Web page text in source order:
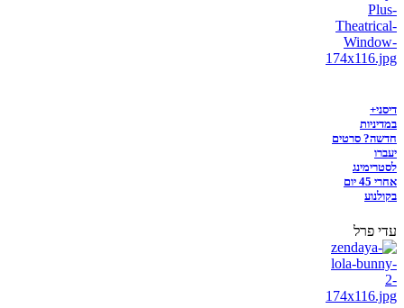
דיסני+
במדיניות
חדשה? סרטים
יעברו
לסטרימינג
אחרי 45 יום
בקולנוע
עדי פרל